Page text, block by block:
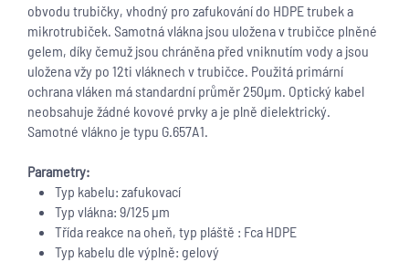
obvodu trubičky, vhodný pro zafukování do HDPE trubek a
mikrotrubiček. Samotná vlákna jsou uložena v trubičce plněné
gelem, díky čemuž jsou chráněna před vniknutím vody a jsou
uložena vžy po 12ti vláknech v trubičce. Použitá primární
ochrana vláken má standardní průměr 250μm. Optický kabel
neobsahuje žádné kovové prvky a je plně dielektrický.
Samotné vlákno je typu G.657A1.
Parametry:
Typ kabelu: zafukovací
Typ vlákna: 9/125 µm
Třída reakce na oheň, typ pláště : Fca HDPE
Typ kabelu dle výplně: gelový